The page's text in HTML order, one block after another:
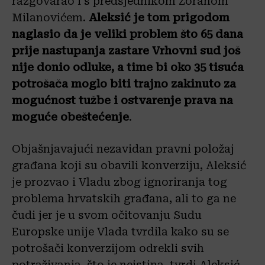
Milanovićem. Aleksić je tom prigodom
naglasio da je veliki problem što 65 dana
prije nastupanja zastare Vrhovni sud još
nije donio odluke, a time bi oko 35 tisuća
potrošača moglo biti trajno zakinuto za
mogućnost tužbe i ostvarenje prava na
moguće obeštećenje.
Objašnjavajući nezavidan pravni položaj
građana koji su obavili konverziju, Aleksić
je prozvao i Vladu zbog ignoriranja tog
problema hrvatskih građana, ali to ga ne
čudi jer je u svom očitovanju Sudu
Europske unije Vlada tvrdila kako su se
potrošači konverzijom odrekli svih